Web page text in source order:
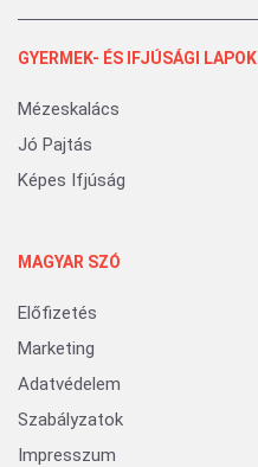
GYERMEK- ÉS IFJÚSÁGI LAPOK
Mézeskalács
Jó Pajtás
Képes Ifjúság
MAGYAR SZÓ
Előfizetés
Marketing
Adatvédelem
Szabályzatok
Impresszum